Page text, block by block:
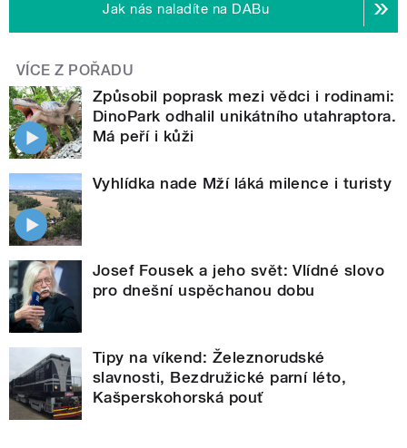
Jak nás naladíte na DABu
VÍCE Z POŘADU
Způsobil poprask mezi vědci i rodinami:
DinoPark odhalil unikátního utahraptora.
Má peří i kůži
Vyhlídka nade Mží láká milence i turisty
Josef Fousek a jeho svět: Vlídné slovo
pro dnešní uspěchanou dobu
Tipy na víkend: Železnorudské
slavnosti, Bezdružické parní léto,
Kašperskohorská pouť